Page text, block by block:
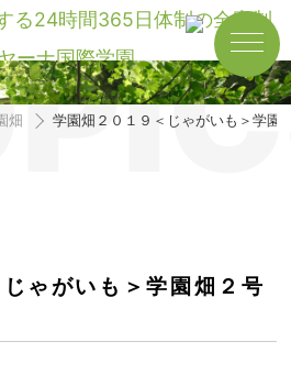
畑 学園畑２０１９＜じゃがいも＞学園
ゃがいも＞学園畑２号